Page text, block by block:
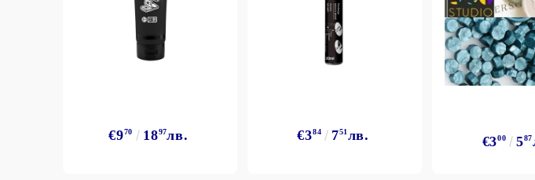
€970 1897лв. €384 751лв. €300 587